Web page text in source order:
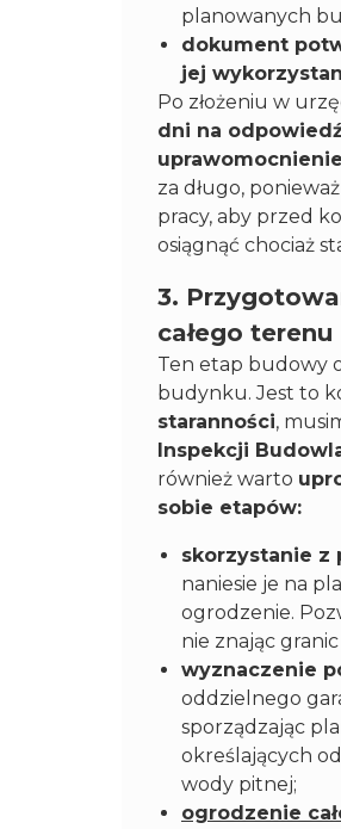
planowanych
dokument
jej
Po złożeniu w
dni na
uprawomocnienie
za długo,
pracy, aby przed
osiągnąć chociaż
3.
całego terenu
Ten etap budowy
budynku. Jest to
staranności,
Inspekcji
również warto
sobie etapów:
skorzystanie z
naniesie je na
ogrodzenie.
nie znając
wyznaczenie
oddzielnego
sporządzając
określających
wody pitnej;
ogrodzenie